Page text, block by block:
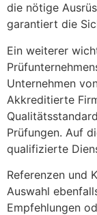
die nötige
garantiert die
Ein weiterer
Unternehmen
Akkreditierte
Prüfungen. Auf
qualifizierte
Referenzen und
Auswahl
Empfehlungen